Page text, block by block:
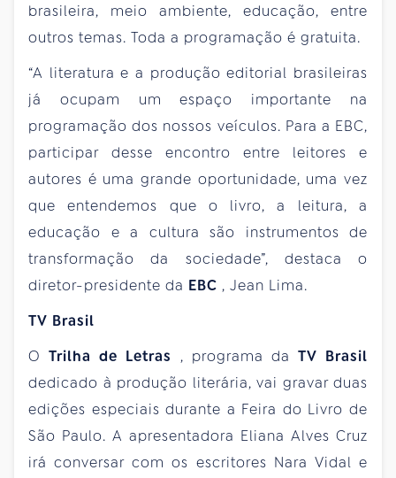
brasileira, meio ambiente, educação, entre
outros temas. Toda a programação é gratuita.
“A literatura e a produção editorial brasileiras
já ocupam um espaço importante na
programação dos nossos veículos. Para a EBC,
participar desse encontro entre leitores e
autores é uma grande oportunidade, uma vez
que entendemos que o livro, a leitura, a
educação e a cultura são instrumentos de
transformação da sociedade”, destaca o
diretor-presidente da EBC , Jean Lima.
TV Brasil
OTrilha de Letras , programa da TV Brasil
dedicado à produção literária, vai gravar duas
edições especiais durante a Feira do Livro de
São Paulo. A apresentadora Eliana Alves Cruz
irá conversar com os escritores Nara Vidal e